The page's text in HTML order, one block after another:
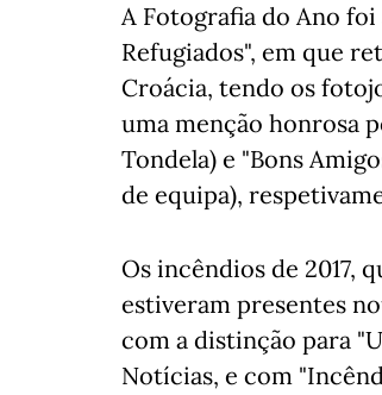
A Fotografia do Ano
Refugiados", em que
Croácia, tendo os
uma menção honrosa
Tondela) e "Bons
de equipa),
Os incêndios de 2017,
estiveram presentes
com a distinção para
Notícias, e com